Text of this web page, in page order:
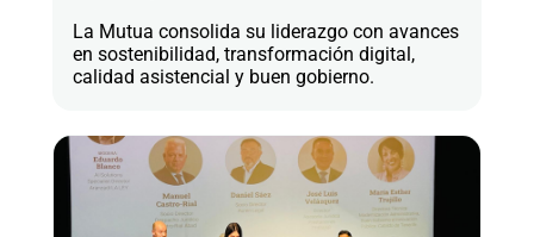
La Mutua consolida su liderazgo con avances
en sostenibilidad, transformación digital,
calidad asistencial y buen gobierno.